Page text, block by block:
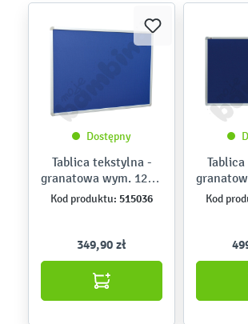
Dostępny
Tablica tekstylna -
granatowa wym. 120 x
90 cm
Kod produktu: 515036
349,90 zł
Kod